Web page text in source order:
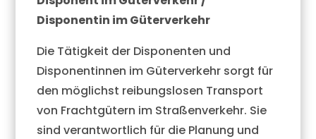
Disponentin im Güterverkehr
Die Tätigkeit der Disponenten und
Disponentinnen im Güterverkehr sorgt für
den möglichst reibungslosen Transport
von Frachtgütern im Straßenverkehr. Sie
sind verantwortlich für die Planung und